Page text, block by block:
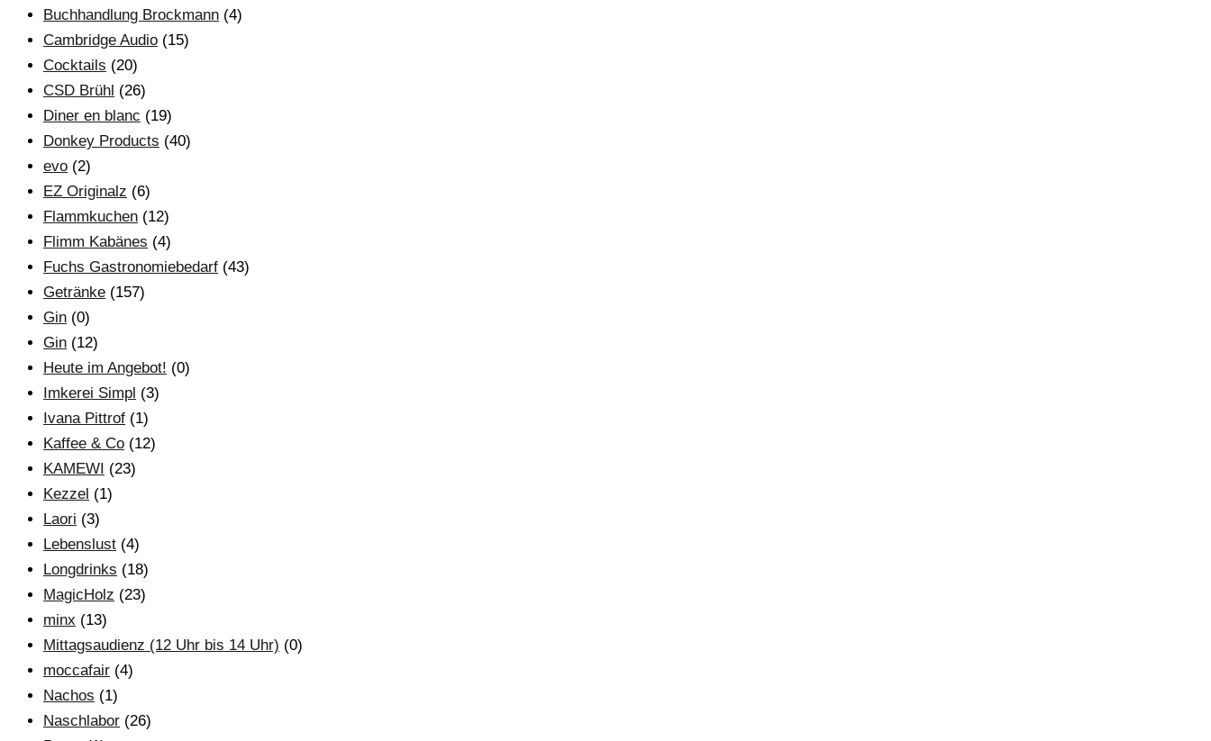
Buchhandlung Brockmann (4)
Cambridge Audio (15)
Cocktails (20)
CSD Brühl (26)
Diner en blanc (19)
Donkey Products (40)
evo (2)
EZ Originalz (6)
Flammkuchen (12)
Flimm Kabänes (4)
Fuchs Gastronomiebedarf (43)
Getränke (157)
Gin (0)
Gin (12)
Heute im Angebot! (0)
Imkerei Simpl (3)
Ivana Pittrof (1)
Kaffee & Co (12)
KAMEWI (23)
Kezzel (1)
Laori (3)
Lebenslust (4)
Longdrinks (18)
MagicHolz (23)
minx (13)
Mittagsaudienz (12 Uhr bis 14 Uhr) (0)
moccafair (4)
Nachos (1)
Naschlabor (26)